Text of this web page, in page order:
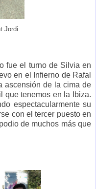
Jordi
fue el turno de Silvia en
en el Infierno de Rafal
ascensión de la cima de
que tenemos en la Ibiza.
espectacularmente su
con el tercer puesto en
de muchos más que